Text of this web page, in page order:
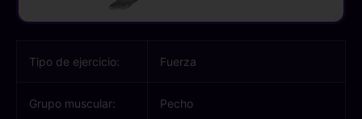
Tipo de ejercicio: Fuerza
Grupo muscular: Pecho